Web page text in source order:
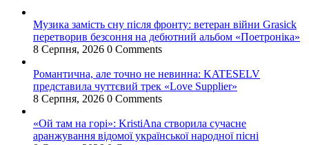
Музика замість сну після фронту: ветеран війни Grasick
перетворив безсоння на дебютний альбом «Поетроніка»
8 Серпня, 2026 0 Comments
Романтична, але точно не невинна: KATESELV
представила чуттєвий трек «Love Supplier»
8 Серпня, 2026 0 Comments
«Ой там на горі»: KristiAna створила сучасне
аранжування відомої української народної пісні